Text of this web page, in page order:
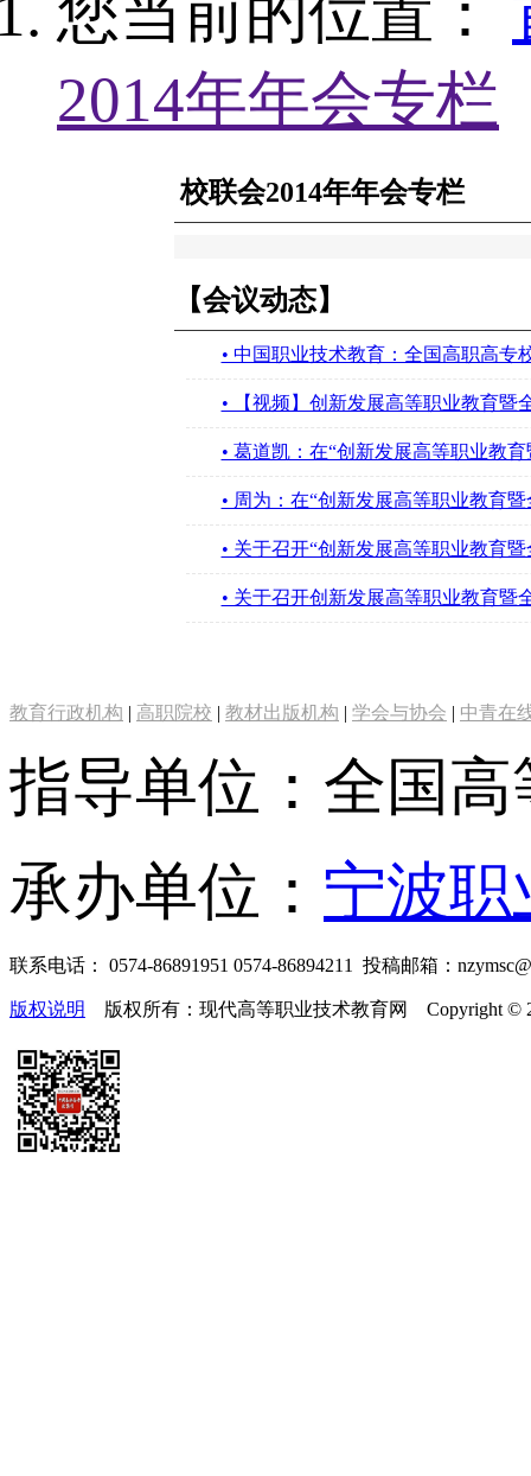
您当前的位置：
2014年年会专栏
校联会2014年年会专栏
【会议动态】
• 中国职业技术教育：全国高职高专
• 【视频】创新发展高等职业教育暨
• 葛道凯：在“创新发展高等职业教
• 周为：在“创新发展高等职业教育
• 关于召开“创新发展高等职业教育
• 关于召开创新发展高等职业教育暨
教育行政机构 | 高职院校 | 教材出版机构 | 学会与协会 | 中青在
指导单位：全国
承办单位： 宁波
联系电话： 0574-86891951 0574-86894211 投稿邮箱：
版权说明 版权所有：现代高等职业技术教育网 Copyright ©